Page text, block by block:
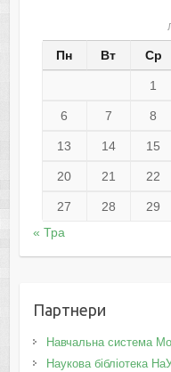
Пн Вт Ср
1
6 7 8
13 14 15
20 21 22
27 28 29
« Тра
Партнери
Навчальна система
Наукова бібліотека